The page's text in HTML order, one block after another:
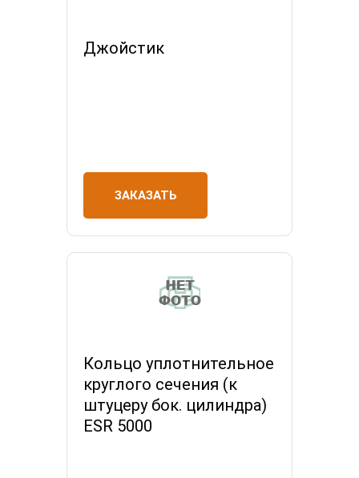
Джойстик
ЗАКАЗАТЬ
Кольцо уплотнительное
круглого сечения (к
штуцеру бок. цилиндра)
ESR 5000